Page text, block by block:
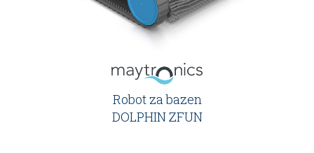
Robot za bazen
DOLPHIN ZFUN